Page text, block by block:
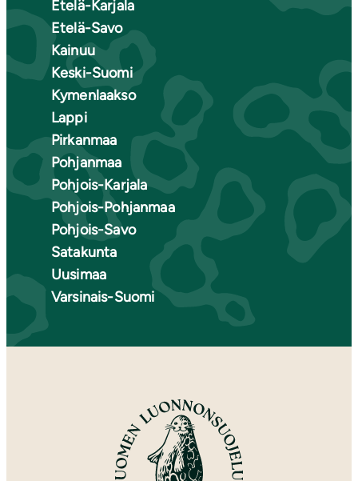
Etelä-Karjala
Etelä-Savo
Kainuu
Keski-Suomi
Kymenlaakso
Lappi
Pirkanmaa
Pohjanmaa
Pohjois-Karjala
Pohjois-Pohjanmaa
Pohjois-Savo
Satakunta
Uusimaa
Varsinais-Suomi